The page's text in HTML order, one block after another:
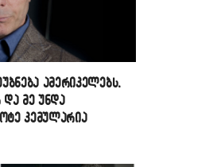
ამერიკელებს,
მე უნდა
კემულარია